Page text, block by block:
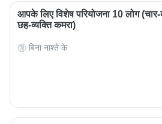
आपके लिए विशेष परियोजना 10 लोग (चार-
छह-व्यक्ति कमरा)
बिना नाश्ते के